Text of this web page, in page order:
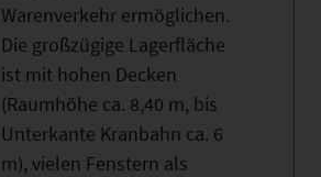
Warenverkehr ermöglichen.
Die großzügige Lagerfläche
ist mit hohen Decken
(Raumhöhe ca. 8,40 m, bis
Unterkante Kranbahn ca. 6
m), vielen Fenstern als